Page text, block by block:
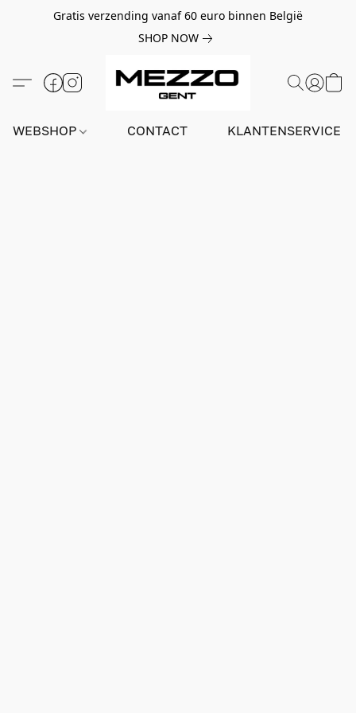
Gratis verzending vanaf 60 euro binnen België
SHOP NOW
WEBSHOP CONTACT KLANTENSERVICE